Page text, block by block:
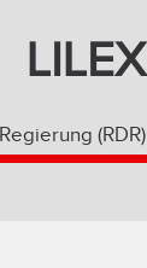
LILEX
(RDR)